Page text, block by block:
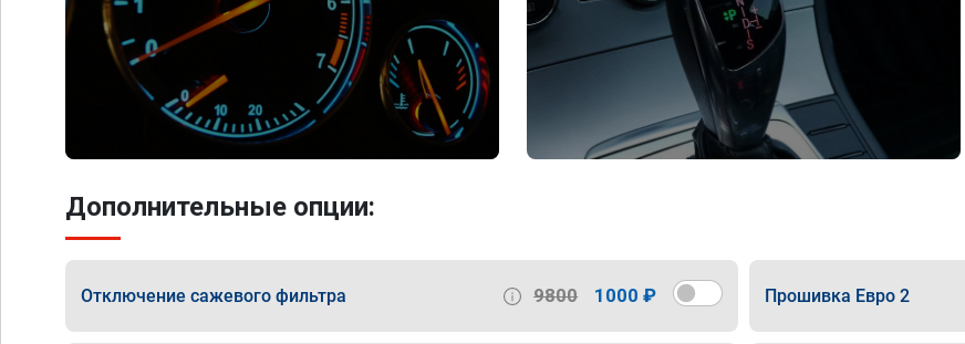
Дополнительные опции:
Отключение сажевого фильтра 9800 1000 ₽ Прошивка Евро 2